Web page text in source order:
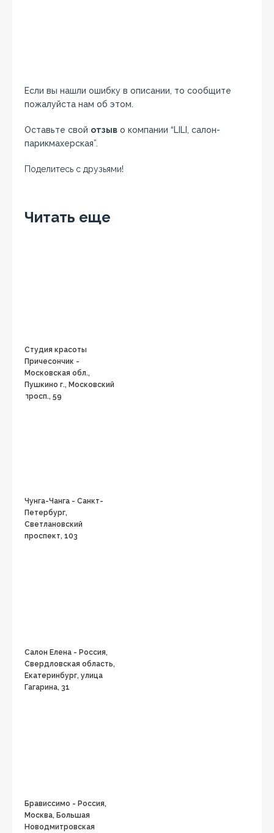
Если вы нашли ошибку в описании, то сообщите
пожалуйста нам об этом.
Оставьте свой отзыв о компании “LILI, салон-
парикмахерская”.
Поделитесь с друзьями!
Читать еще
Студия красоты
Причесончик -
Московская обл.,
Пушкино г., Московский
просп., 59
Чунга-Чанга - Санкт-
Петербург,
Светлановский
проспект, 103
Салон Елена - Россия,
Свердловская область,
Екатеринбург, улица
Гагарина, 31
Брависсимо - Россия,
Москва, Большая
Новодмитровская